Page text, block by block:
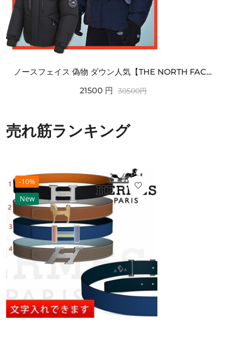
ノースフェイス 偽物 ダウン人気【THE NORTH FACE】M'S 7 SUMMIT HIM...
21500 円 30500円
売れ筋ランキング
-10%
New